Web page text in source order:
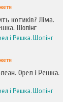
котиків? Ліма.
Шопінг
і Решка. Шопінг
Орел і Решка.
і Решка. Шопінг